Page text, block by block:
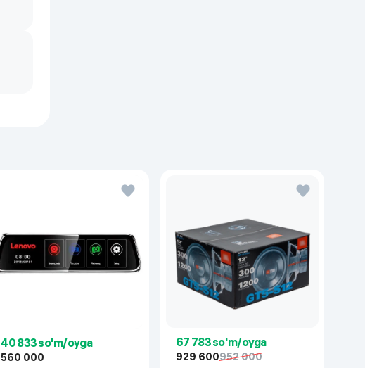
40 833 so'm/oyga
560 000
67 783 so'm/oyga
929 600952 000